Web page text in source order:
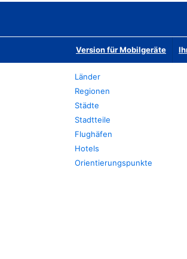
Version für Mobilgeräte
Länder
Regionen
Städte
Stadtteile
Flughäfen
Hotels
Orientierungspunkte